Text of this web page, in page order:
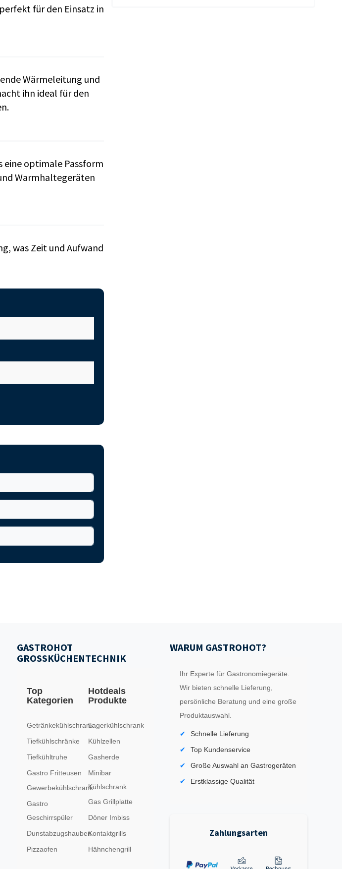
für den Einsatz in
Wärmeleitung und
ihn ideal für den
eine optimale Passform
Warmhaltegeräten
was Zeit und Aufwand
GASTROHOT
GROSSKÜCHENTECHNIK
Top
Kategorien
Getränkekühlschrank
Tiefkühlschränke
Tiefkühltruhe
Gastro Fritteusen
Gewerbekühlschrank
Gastro
Geschirrspüler
Dunstabzugshauben
Pizzaofen
Hotdeals
Produkte
Lagerkühlschrank
Kühlzellen
Gasherde
Minibar
Kühlschrank
Gas Grillplatte
Döner Imbiss
Kontaktgrills
Hähnchengrill
WARUM GASTROHOT?
Ihr Experte für Gastronomiegeräte.
Wir bieten schnelle Lieferung,
persönliche Beratung und eine große
Produktauswahl.
Schnelle Lieferung
Top Kundenservice
Große Auswahl an Gastrogeräten
Erstklassige Qualität
Zahlungsarten